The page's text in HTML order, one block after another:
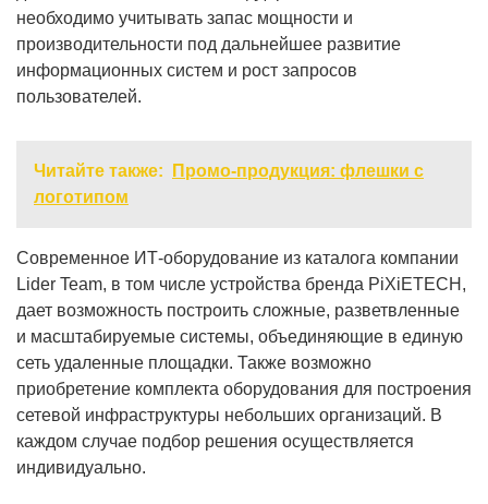
необходимо учитывать запас мощности и
производительности под дальнейшее развитие
информационных систем и рост запросов
пользователей.
Читайте также:
Промо-продукция: флешки с
логотипом
Современное ИТ-оборудование из каталога компании
Lider Team, в том числе устройства бренда PiXiETECH,
дает возможность построить сложные, разветвленные
и масштабируемые системы, объединяющие в единую
сеть удаленные площадки. Также возможно
приобретение комплекта оборудования для построения
сетевой инфраструктуры небольших организаций. В
каждом случае подбор решения осуществляется
индивидуально.